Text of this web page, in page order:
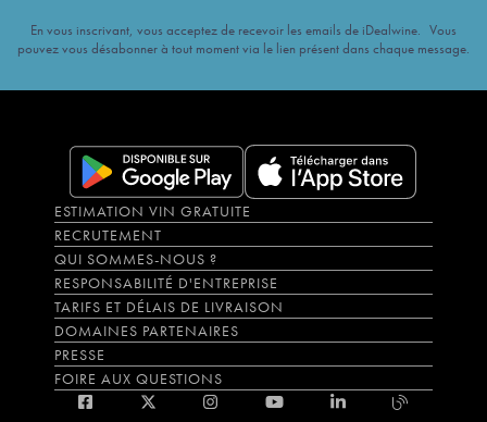
En vous inscrivant, vous acceptez de recevoir les emails de iDealwine. Vous
pouvez vous désabonner à tout moment via le lien présent dans chaque message.
ESTIMATION VIN GRATUITE
RECRUTEMENT
QUI SOMMES-NOUS ?
RESPONSABILITÉ D'ENTREPRISE
TARIFS ET DÉLAIS DE LIVRAISON
DOMAINES PARTENAIRES
PRESSE
FOIRE AUX QUESTIONS